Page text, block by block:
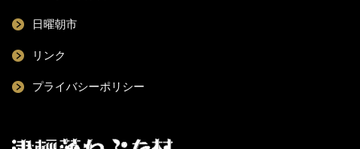
日曜朝市
リンク
プライバシーポリシー